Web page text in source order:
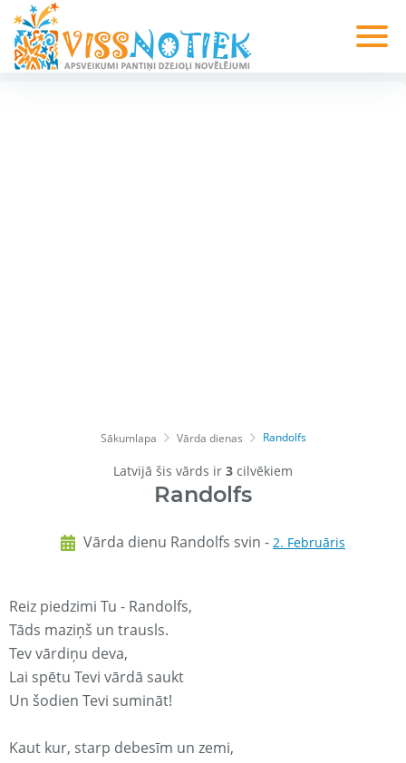
Sākumlapa Vārda dienas Randolfs
Latvijā šis vārds ir 3 cilvēkiem
Randolfs
Vārda dienu Randolfs svin - 2. Februāris
Reiz piedzimi Tu - Randolfs,
Tāds maziņš un trausls.
Tev vārdiņu deva,
Lai spētu Tevi vārdā saukt
Un šodien Tevi sumināt!
Kaut kur, starp debesīm un zemi,